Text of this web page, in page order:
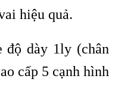
hiệu quả.
độ dày 1ly (chân
cấp 5 cạnh hình